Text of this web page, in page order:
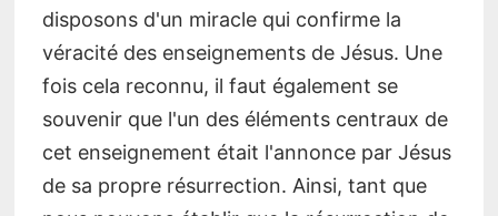
disposons d'un miracle qui confirme la
véracité des enseignements de Jésus. Une
fois cela reconnu, il faut également se
souvenir que l'un des éléments centraux de
cet enseignement était l'annonce par Jésus
de sa propre résurrection. Ainsi, tant que